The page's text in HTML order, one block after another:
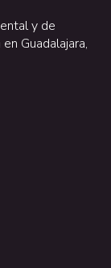
y de
Guadalajara,